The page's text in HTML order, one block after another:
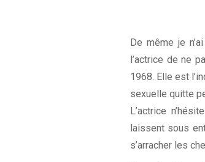
De même je
l’actrice de ne
1968. Elle est
sexuelle quitte
L’actrice
laissent sous
s’arracher les